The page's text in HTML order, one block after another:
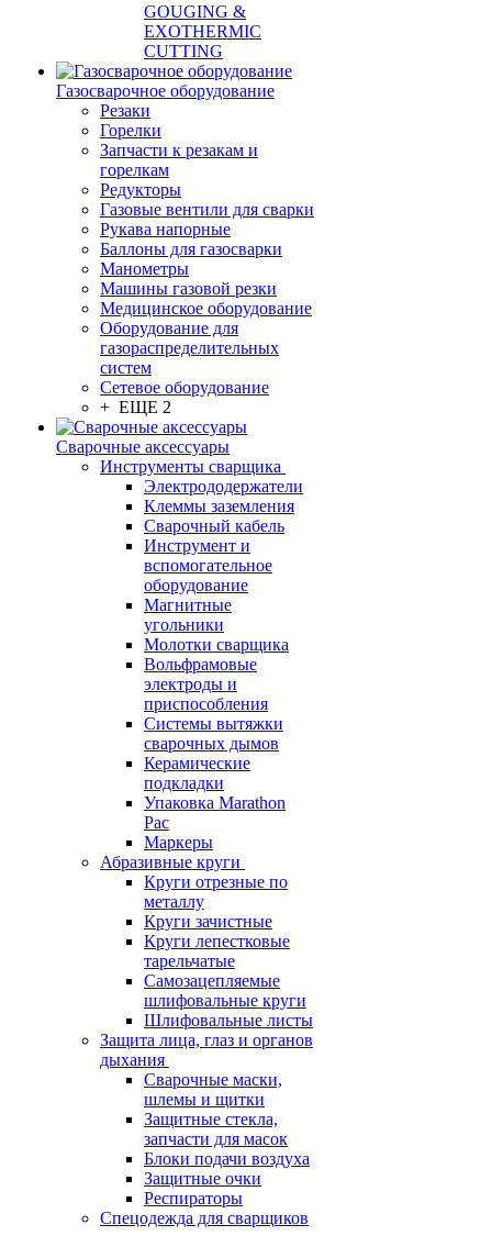
GOUGING &
EXOTHERMIC
CUTTING
Газосварочное оборудование
Резаки
Горелки
Запчасти к резакам и
горелкам
Редукторы
Газовые вентили для сварки
Рукава напорные
Баллоны для газосварки
Манометры
Машины газовой резки
Медицинское оборудование
Оборудование для
газораспределительных
систем
Сетевое оборудование
+ ЕЩЕ 2
Сварочные аксессуары
Инструменты сварщика
Электрододержатели
Клеммы заземления
Сварочный кабель
Инструмент и
вспомогательное
оборудование
Магнитные
угольники
Молотки сварщика
Вольфрамовые
электроды и
приспособления
Системы вытяжки
сварочных дымов
Керамические
подкладки
Упаковка Marathon
Pac
Маркеры
Абразивные круги
Круги отрезные по
металлу
Круги зачистные
Круги лепестковые
тарельчатые
Самозацепляемые
шлифовальные круги
Шлифовальные листы
Защита лица, глаз и органов
дыхания
Сварочные маски,
шлемы и щитки
Защитные стекла,
запчасти для масок
Блоки подачи воздуха
Защитные очки
Респираторы
Спецодежда для сварщиков